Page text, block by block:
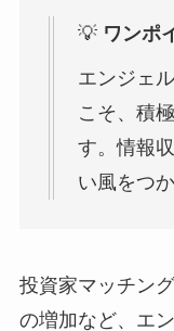
💡 ワンポ
エンジェ
こそ、積
す。情報
い風をつ
投資家マッチン
の増加など、エ